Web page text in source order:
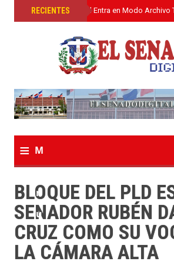
RECIENTES
»El Senado Digital Entra en Modo
≡ M
e
n
u
BLOQUE DEL PLD
SENADOR RUBÉN
CRUZ COMO SU
LA CÁMARA ALTA